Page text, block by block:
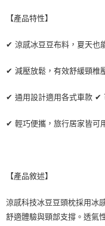
【產品特性】
✔ 涼感冰豆豆布料，夏天也
✔ 減壓放鬆，有效舒緩頸椎
✔ 通用設計適用各式車款 ✔
✔ 輕巧便攜，旅行居家皆可
【產品敘述】
涼感科技冰豆豆頭枕採用冰
舒適體驗與頸部支撐。透氣